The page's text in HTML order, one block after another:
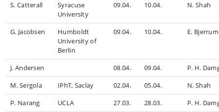
S. Catterall
Syracuse
University
09.04. 10.04. N. Shah
G. Jacobsen
Humboldt
University of
Berlin
09.04. 10.04. E.
J. Andersen 08.04. 09.04.
P. H.
M. Sergola
IPhT, Saclay 02.04. 05.04.
N. Shah
P. Narang
UCLA 27.03. 28.03.
P. H.